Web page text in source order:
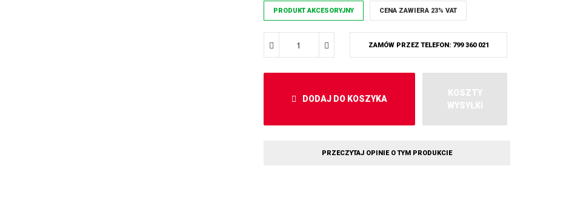
PRODUKT AKCESORYJNY CENA ZAWIERA 23% VAT
ZAMÓW PRZEZ TELEFON: 799 360 021
DODAJ DO KOSZYKA
KOSZTY
WYSYŁKI
PRZECZYTAJ OPINIE O TYM PRODUKCIE